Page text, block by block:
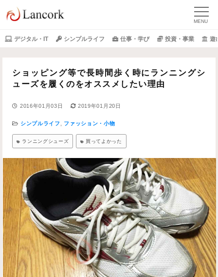
デジタル・IT シンプルライフ 仕事・学び 投資・事業 遊
ショッピング等で長時間歩く時にランニングシ
ューズを履くのをオススメしたい理由
2016年01月03日 2019年01月20日
シンプルライフ ファッション・小物
ランニングシューズ 買ってよかった